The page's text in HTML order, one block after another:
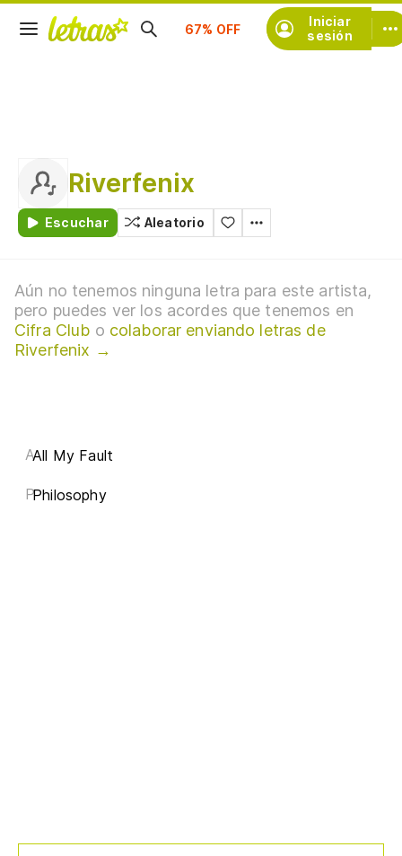
Iniciar
sesión
Suscríbete
Riverfenix
Escuchar Aleatorio
Aún no tenemos ninguna letra para este artista,
pero puedes ver los acordes que tenemos en
Cifra Club o colaborar enviando letras de
Riverfenix →
AAll My Fault
PPhilosophy